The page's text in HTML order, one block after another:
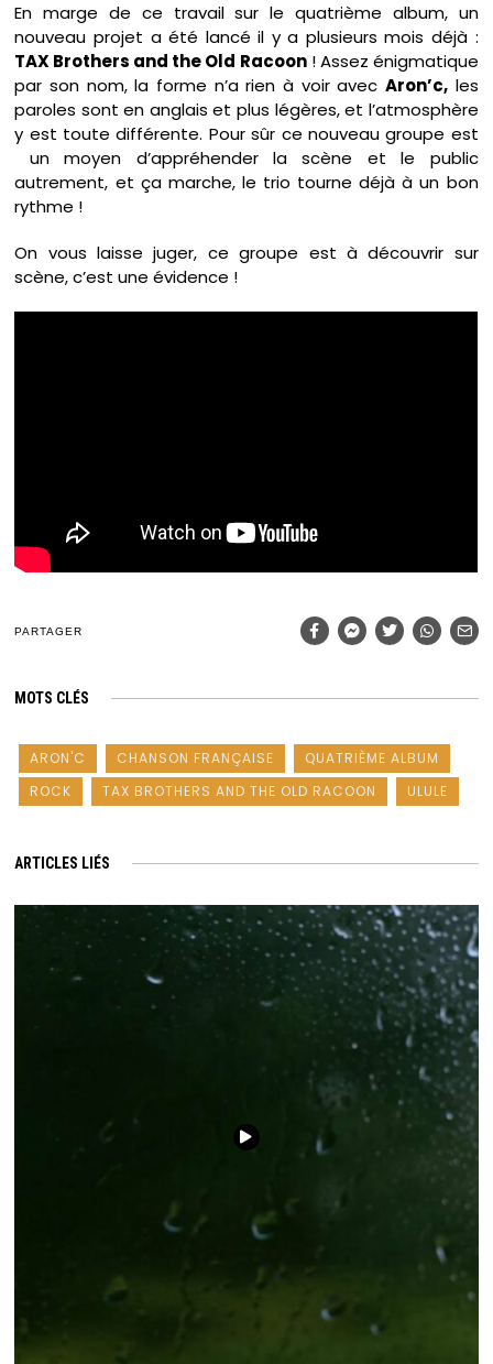
En marge de ce travail sur le quatrième album, un
nouveau projet a été lancé il y a plusieurs mois déjà :
TAX Brothers and the Old Racoon! Assez énigmatique
par son nom, la forme n’a rien à voir avec Aron’c,les
paroles sont en anglais et plus légères, et l’atmosphère
y est toute différente. Pour sûr ce nouveau groupe est
un moyen d’appréhender la scène et le public
autrement, et ça marche, le trio tourne déjà à un bon
rythme !
On vous laisse juger, ce groupe est à découvrir sur
scène, c’est une évidence !
PARTAGER
MOTS CLÉS
ARON'C CHANSON FRANÇAISE
QUATRIÈME ALBUM
ROCK
TAX BROTHERS AND THE OLD RACOON ULULE
ARTICLES LIÉS